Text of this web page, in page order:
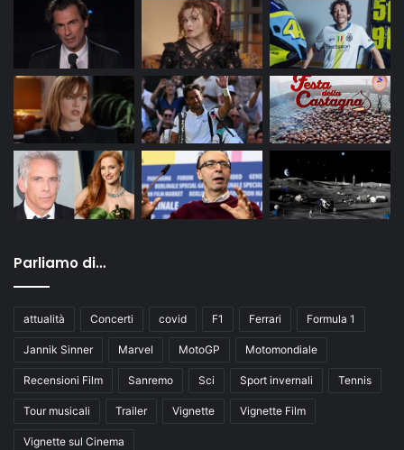
Parliamo di…
attualità Concerti covid F1 Ferrari Formula 1
Jannik Sinner Marvel MotoGP Motomondiale
Recensioni Film Sanremo Sci Sport invernali Tennis
Tour musicali Trailer Vignette Vignette Film
Vignette sul Cinema